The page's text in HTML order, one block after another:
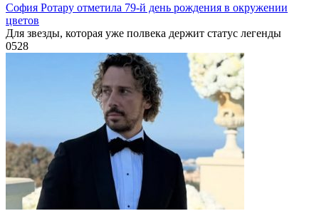
София Ротару отметила 79-й день рождения в окружении
цветов
Для звезды, которая уже полвека держит статус легенды
0528